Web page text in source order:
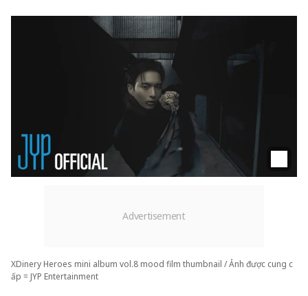
XDinery Heroes mini album vol.8 mood film thumbnail / Ảnh được cung c
ấp = JYP Entertainment